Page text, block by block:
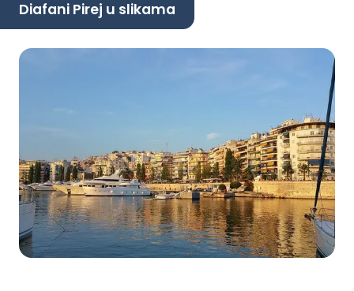
Diafani Pirej u slikama